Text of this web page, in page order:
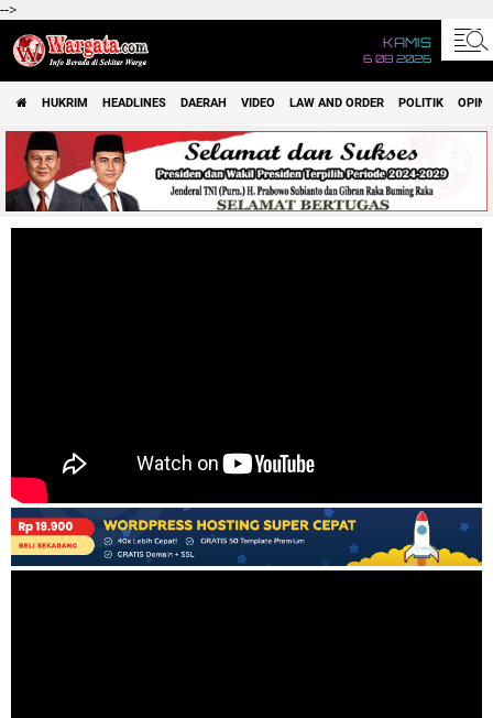
-->
KAMIS
6 08 2026
HUKRIM HEADLINES DAERAH VIDEO LAW AND ORDER POLITIK OPINI